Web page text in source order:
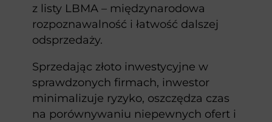
z listy LBMA – międzynarodowa
rozpoznawalność i łatwość dalszej
odsprzedaży.
Sprzedając złoto inwestycyjne w
sprawdzonych firmach, inwestor
minimalizuje ryzyko, oszczędza czas
na porównywaniu niepewnych ofert i